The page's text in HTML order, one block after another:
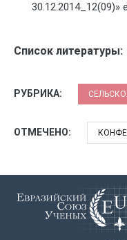
30.12.2014_12(09)»
Список литературы:
РУБРИКА:
ОТМЕЧЕНО: